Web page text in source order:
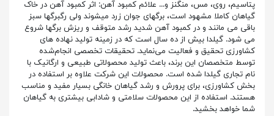
پتاسیم، روی، مس، منگنز و... علائم کمبود آهن: اثر کمبود آهن در خاک
گیاهان کاملا مشهود است، برگهای جوان زرد میشوند ولی رگبرگها سبز
باقی می مانند و در کمبود آهن شدید رشد متوقف و ریزش برگها شروع
می شود. گیلدا بیش از ده سال است که در زمینه‌ تولید نهاده های
کشاورزی تحقیق و فعالیت می‌نماید. تحقیقات تخصصی انجام‌شده
توسط متخصصان این برند، باعث تولید محصولاتی طبیعی و ارگانیک با
نام تجاری گیلدا شده است. محصولات این شرکت علاوه بر استفاده در
بخش کشاورزی، برای پرورش و رشد گیاهان خانگی بسیار مفید و مناسب
هستند. استفاده از این محصولات سلامتی و شادابی بیشتری به گیاهان
شما خواهد بخشید.